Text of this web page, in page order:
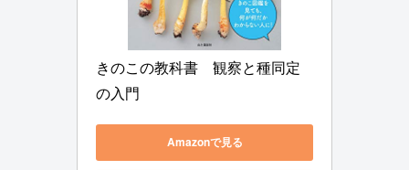
きのこの教科書　観察と種同定
の入門
Amazonで見る